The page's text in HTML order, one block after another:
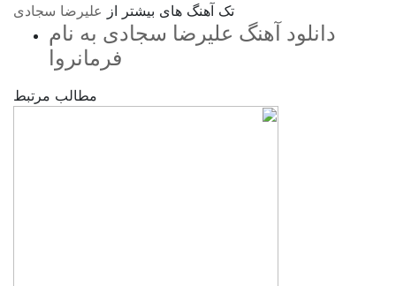
تک آهنگ های بیشتر از علیرضا سجادی
دانلود آهنگ علیرضا سجادی به نام
فرمانروا
مطالب مرتبط